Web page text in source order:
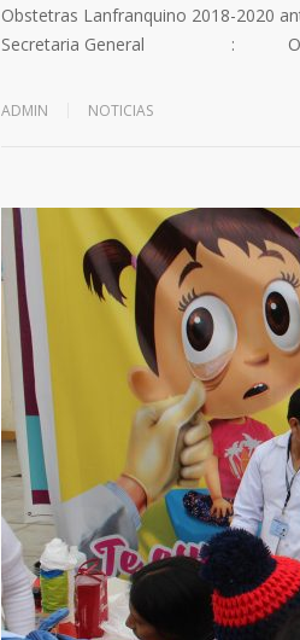
Obstetras Lanfranquino 2018-2020
Secretaria General : Obst.
ADMIN NOTICIAS